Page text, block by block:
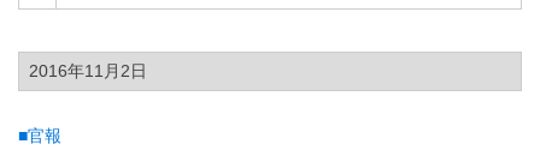
2016年11月2日
■官報